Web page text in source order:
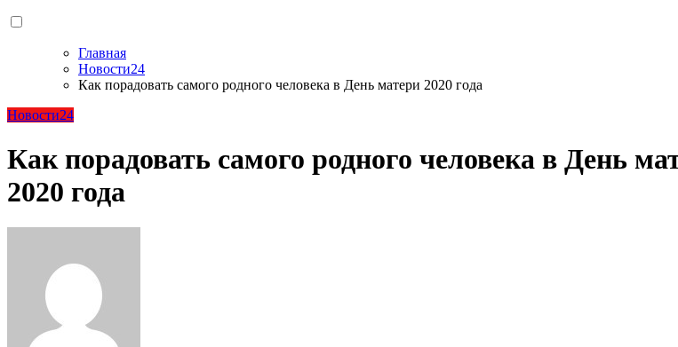
Главная
Новости24
Как порадовать самого родного человека в День матери 2020 года
Новости24
Как порадовать самого родного человека в День
2020 года